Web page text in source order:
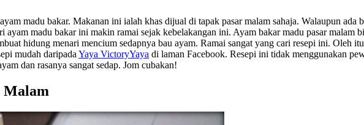
madu bakar. Makanan ini ialah khas dijual di tapak pasar malam sahaja. Walaupun
ayam madu bakar ini makin ramai sejak kebelakangan ini. Ayam bakar madu pasar malam
hidung menari mencium sedapnya bau ayam. Ramai sangat yang cari resepi ini. Oleh
mudah daripada Yaya VictoryYaya di laman Facebook. Resepi ini tidak menggunakan
dan rasanya sangat sedap. Jom cubakan!
Malam